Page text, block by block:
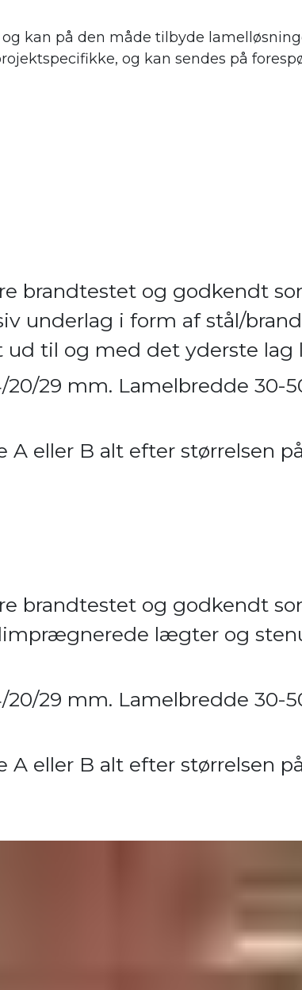
kan på den måde tilbyde
og kan sendes på
brandtestet og godkendt
underlag i form af stål/
til og med det yderste lag
29 mm. Lamelbredde 30-
eller B alt efter størrelsen på
brandtestet og godkendt
lægter og
20/29 mm. Lamelbredde
eller B alt efter størrelsen